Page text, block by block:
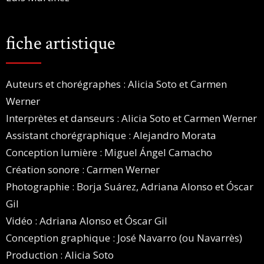
fiche artistique
Auteurs et chorégraphes : Alicia Soto et Carmen
Werner
Interprètes et danseurs : Alicia Soto et Carmen Werner
Assistant chorégraphique : Alejandro Morata
Conception lumière : Miguel Ángel Camacho
Création sonore : Carmen Werner
Photographie : Borja Suárez, Adriana Alonso et Óscar
Gil
Vidéo : Adriana Alonso et Óscar Gil
Conception graphique : José Navarro (ou Navarrès)
Production : Alicia Soto